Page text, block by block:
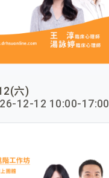
六)
12-12 10:00-17:00